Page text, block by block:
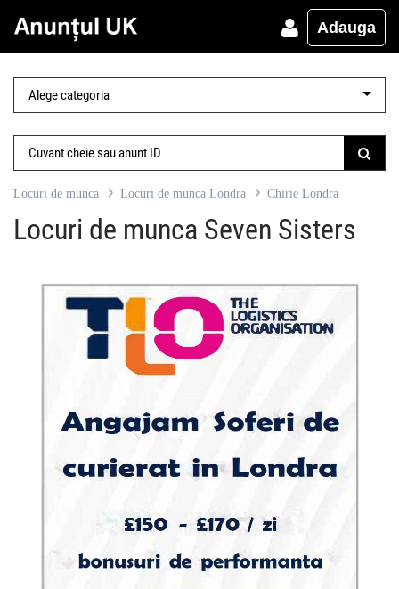
Adauga
Locuri de munca Locuri de munca Londra Chirie Londra
Locuri de munca Seven Sisters